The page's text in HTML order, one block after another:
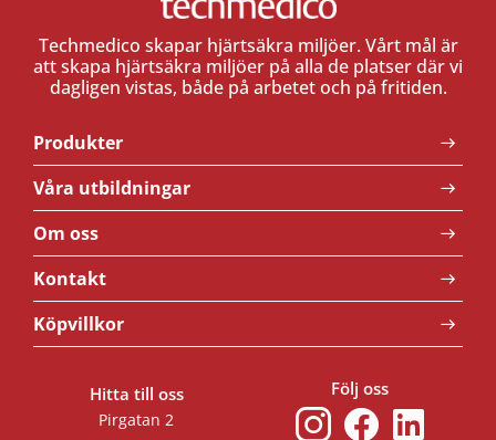
Techmedico skapar hjärtsäkra miljöer. Vårt mål är
att skapa hjärtsäkra miljöer på alla de platser där vi
dagligen vistas, både på arbetet och på fritiden.
Produkter
Våra utbildningar
Om oss
Kontakt
Köpvillkor
Hitta till oss
Pirgatan 2
Följ oss